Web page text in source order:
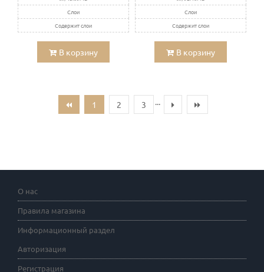
Слои
Содержит слои
В корзину
Слои
Содержит слои
В корзину
1 2 3 ...
О нас
Правила магазина
Информационный раздел
Авторизация
Регистрация